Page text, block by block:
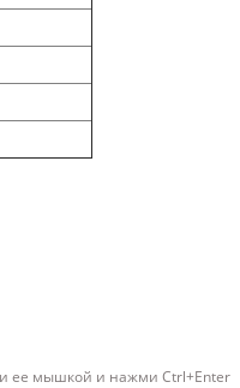
ее мышкой и нажми Ctrl+Enter